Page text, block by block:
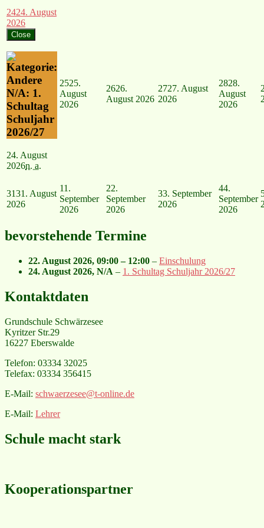
2424. August
2026
Close
N/A: 1.
Schultag
Schuljahr
2026/27
24. August
2026n. a.
2525.
August
2026
2626.
August 2026
2727. August
2026
2828.
August
2026
3131. August
2026
11.
September
2026
22.
September
2026
33. September
2026
44.
September
2026
bevorstehende Termine
22. August 2026, 09:00 – 12:00 – Einschulung
24. August 2026, N/A – 1. Schultag Schuljahr 2026/27
Kontaktdaten
Grundschule Schwärzesee
Kyritzer Str.29
16227 Eberswalde
Telefon: 03334 32025
Telefax: 03334 356415
E-Mail: schwaerzesee@t-online.de
E-Mail: Lehrer
Schule macht stark
Kooperationspartner